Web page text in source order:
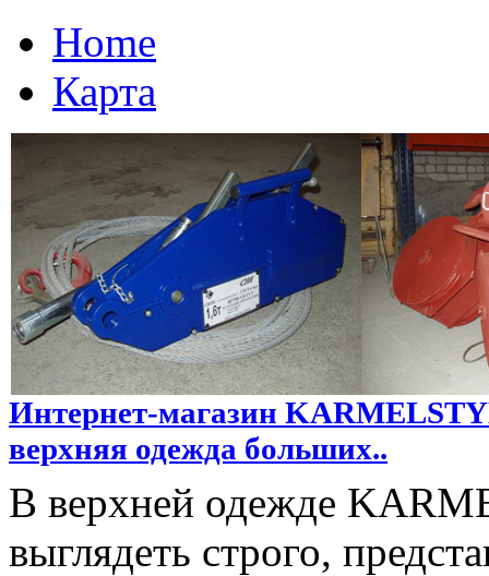
Home
Карта
Интернет-магазин
верхняя одежда больших..
В верхней одежде
выглядеть строго,